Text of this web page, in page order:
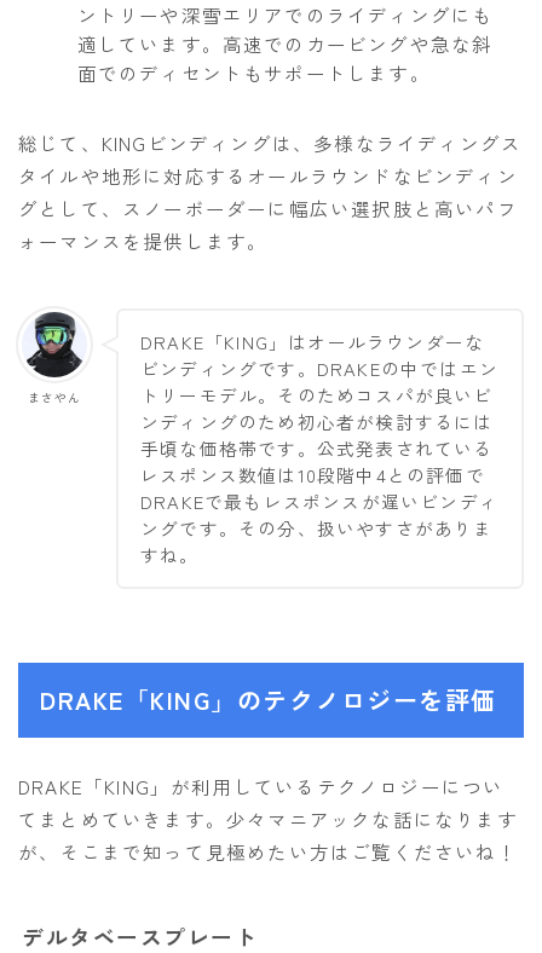
ントリーや深雪エリアでのライディングにも
適しています。高速でのカービングや急な斜
面でのディセントもサポートします。
総じて、KINGビンディングは、多様なライディングス
タイルや地形に対応するオールラウンドなビンディン
グとして、スノーボーダーに幅広い選択肢と高いパフ
ォーマンスを提供します。
まさやん
DRAKE「KING」はオールラウンダーな
ビンディングです。DRAKEの中ではエン
トリーモデル。そのためコスパが良いビ
ンディングのため初心者が検討するには
手頃な価格帯です。公式発表されている
レスポンス数値は10段階中4との評価で
DRAKEで最もレスポンスが遅いビンディ
ングです。その分、扱いやすさがありま
すね。
DRAKE「KING」のテクノロジーを評価
DRAKE「KING」が利用しているテクノロジーについ
てまとめていきます。少々マニアックな話になります
が、そこまで知って見極めたい方はご覧くださいね！
デルタベースプレート